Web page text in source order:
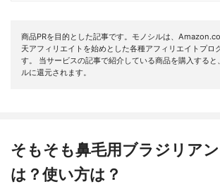
商品PRを目的とした記事です。モノシルは、
天アフィリエイトを始めとした各種アフィリエイトプロ
す。 当サービスの記事で紹介している商品を購入すると
ルに還元されます。
そもそも鼻毛用ブラジリア
は？使い方は？